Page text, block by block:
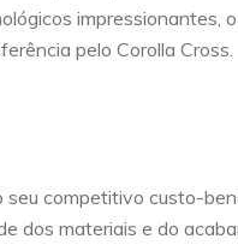
impressionantes,
pelo Corolla Cross.
seu competitivo custo-
dos materiais e do